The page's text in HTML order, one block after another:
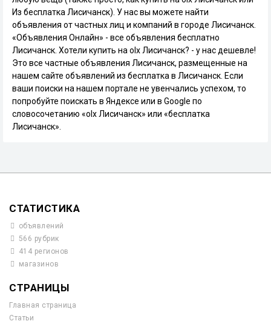
Из бесплатка Лисичанск). У нас вы можете найти
объявления от частных лиц и компаний в городе Лисичанск.
«Объявления Онлайн» - все объявления бесплатно
Лисичанск. Хотели купить на olx Лисичанск? - у нас дешевле!
Это все частные объявления Лисичанск, размещенные на
нашем сайте объявлений из бесплатка в Лисичанск. Если
ваши поиски на нашем портале не увенчались успехом, то
попробуйте поискать в Яндексе или в Google по
словосочетанию «olx Лисичанск» или «бесплатка
Лисичанск».
СТАТИСТИКА
объявлений
566 рубрик
414 регионов
магазинов
СТРАНИЦЫ
Главная страница
Статьи